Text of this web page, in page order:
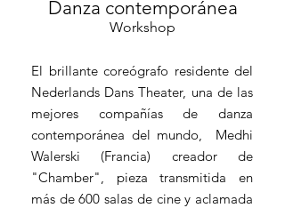
Danza contemporánea
Workshop
El brillante coreógrafo residente del
Nederlands Dans Theater, una de las
mejores compañías de danza
contemporánea del mundo, ​ Medhi
Walerski (Francia) creador de
"Chamber", pieza transmitida en
más de 600 salas de cine y aclamada